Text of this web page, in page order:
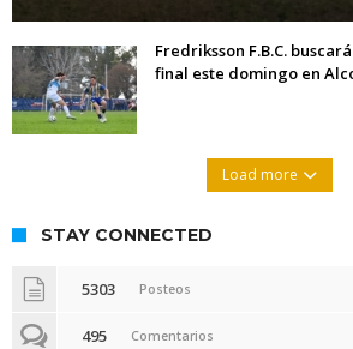
Fredriksson F.B.C.
final este domingo en
Load more
STAY CONNECTED
5303 Posteos
495 Comentarios